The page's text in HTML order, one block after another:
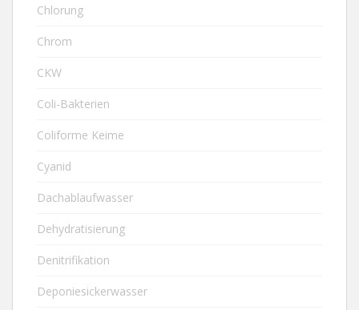
Chlorung
Chrom
CKW
Coli-Bakterien
Coliforme Keime
Cyanid
Dachablaufwasser
Dehydratisierung
Denitrifikation
Deponiesickerwasser